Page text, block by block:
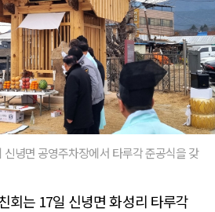
녕면 공영주차장에서 타루각 준공식을 갖
회는 17일 신녕면 화성리 타루각